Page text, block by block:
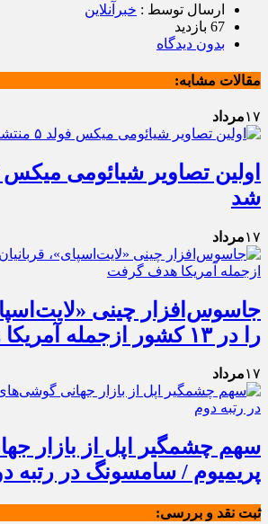
ارسال توسط : خبرآنلاین
67 بازدید
بدون دیدگاه
مقالات مشابه:
۱۷مرداد
شد
۱۷مرداد
جاسوس‌افزار چینی
را در ۱۳ کشور ازجمله آمریکا هدف گرفت
۱۷مرداد
سهم چشمگیر اپل از بازار
پریمیوم / سامسونگ در رتبه
ثبت نقد و بررسی: